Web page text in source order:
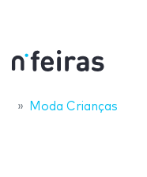
Moda Crianças